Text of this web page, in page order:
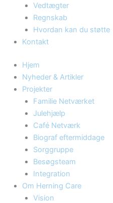
Vedtægter
Regnskab
Hvordan kan du støtte
Kontakt
Hjem
Nyheder & Artikler
Projekter
Familie Netværket
Julehjælp
Café Netværk
Biograf eftermiddage
Sorggruppe
Besøgsteam
Integration
Om Herning Care
Vision